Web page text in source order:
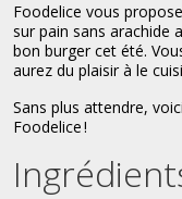
Foodelice vous
sur pain sans arachide
bon burger cet été.
aurez du plaisir à le
Sans plus attendre,
Foodelice !